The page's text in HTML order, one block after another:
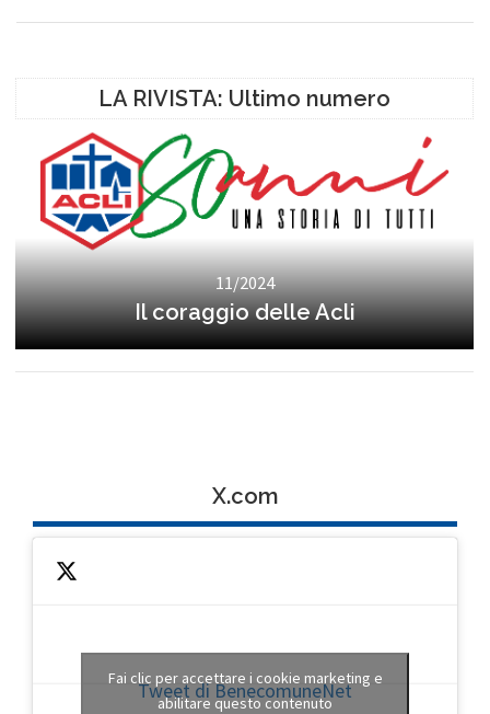
LA RIVISTA: Ultimo numero
11/2024
Il coraggio delle Acli
X.com
Tweet di BenecomuneNet
Fai clic per accettare i cookie marketing e
abilitare questo contenuto